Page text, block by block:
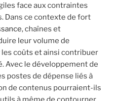
face aux contraintes
Dans ce contexte de fort
, chaînes et
leur volume de
coûts et ainsi contribuer
Avec le développement de
postes de dépense liés à
de contenus pourraient-ils